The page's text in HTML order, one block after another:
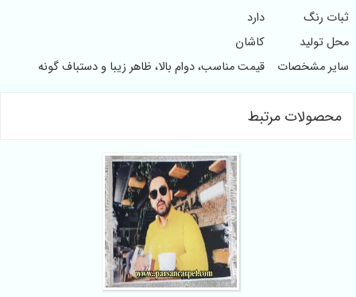
رنگ
کاشان
مشخصات
قیمت مناسب، دوام بالا، ظاهر زیبا و دستباف گونه
مرتبط